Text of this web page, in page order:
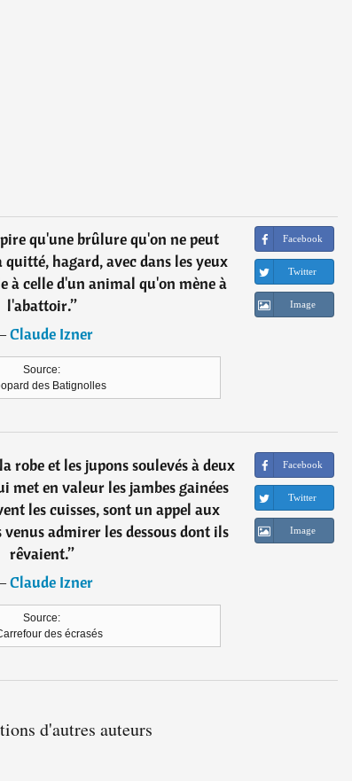
qu'une brûlure qu'on ne peut
hagard, avec dans les yeux
à celle d'un animal qu'on mène à
l'abattoir.”
Claude Izner
Source:
des Batignolles
Facebook
Twitter
Image
robe et les jupons soulevés à deux
met en valeur les jambes gainées
les cuisses, sont un appel aux
admirer les dessous dont ils
rêvaient.”
Claude Izner
Source:
des écrasés
Facebook
Twitter
Image
d'autres auteurs